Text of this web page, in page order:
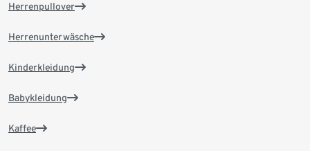
Herrenpullover
Herrenunterwäsche
Kinderkleidung
Babykleidung
Kaffee